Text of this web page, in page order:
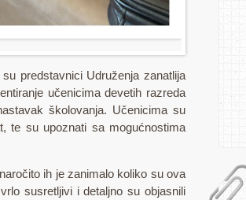
predstavnici Udruženja zanatlija
učenicima devetih razreda
školovanja. Učenicima su
te su upoznati sa mogućnostima
ih je zanimalo koliko su ova
susretljivi i detaljno su objasnili